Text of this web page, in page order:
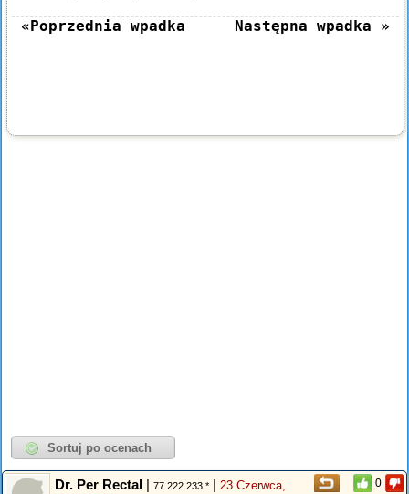
«Poprzednia wpadka Następna wpadka »
0
Dr. Per Rectal | 77.222.233.* | 23 Czerwca,